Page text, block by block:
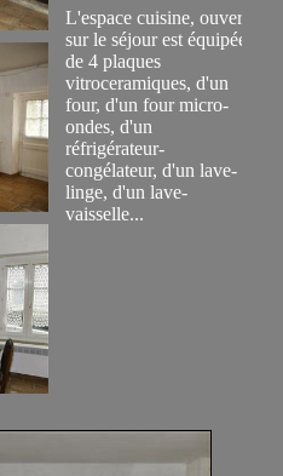
L'espace cuisine, ouvert
sur le séjour est équipée
de 4 plaques
vitroceramiques, d'un
four, d'un four micro-
ondes, d'un
réfrigérateur-
congélateur, d'un lave-
linge, d'un lave-
vaisselle...